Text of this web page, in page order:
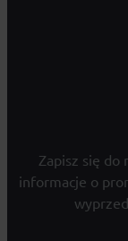
Zapisz się do
informacje o